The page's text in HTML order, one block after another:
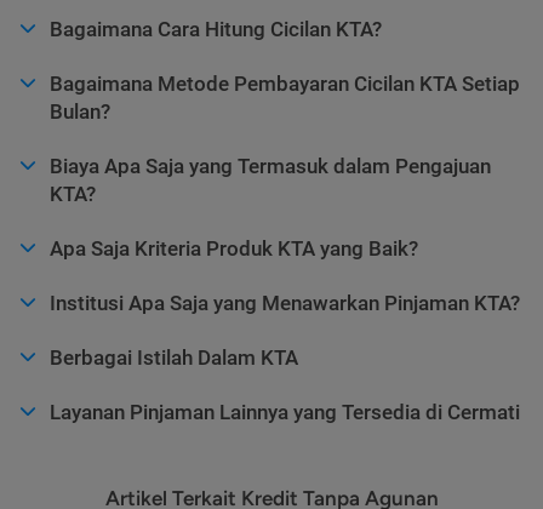
Bagaimana Cara Hitung Cicilan KTA?
Bagaimana Metode Pembayaran Cicilan KTA Setiap
Bulan?
Biaya Apa Saja yang Termasuk dalam Pengajuan
KTA?
Apa Saja Kriteria Produk KTA yang Baik?
Institusi Apa Saja yang Menawarkan Pinjaman KTA?
Berbagai Istilah Dalam KTA
Layanan Pinjaman Lainnya yang Tersedia di Cermati
Artikel Terkait Kredit Tanpa Agunan